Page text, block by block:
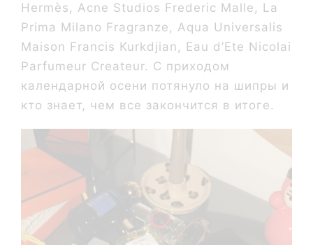
Hermès, Acne Studios Frederic Malle, La
Prima Milano Fragranze, Aqua Universalis
Maison Francis Kurkdjian, Eau d’Ete Nicolai
Parfumeur Createur. С приходом
календарной осени потянуло на шипры и
кто знает, чем все закончится в итоге.